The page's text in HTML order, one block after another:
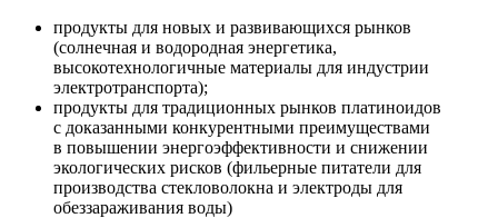
продукты для новых и развивающихся рынков
(солнечная и водородная энергетика,
высокотехнологичные материалы для индустрии
электротранспорта);
продукты для традиционных рынков платиноидов
с доказанными конкурентными преимуществами
в повышении энергоэффективности и снижении
экологических рисков (фильерные питатели для
производства стекловолокна и электроды для
обеззараживания воды)